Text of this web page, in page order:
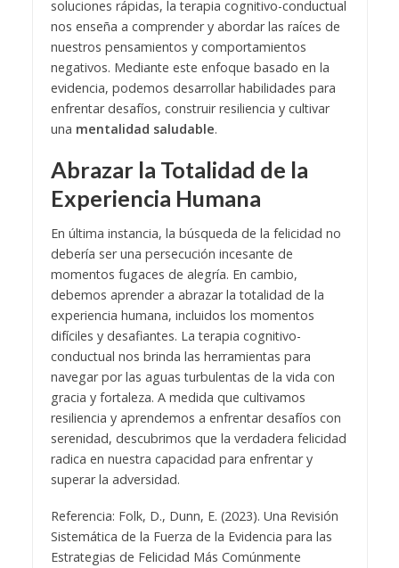
soluciones rápidas, la terapia cognitivo-conductual
nos enseña a comprender y abordar las raíces de
nuestros pensamientos y comportamientos
negativos. Mediante este enfoque basado en la
evidencia, podemos desarrollar habilidades para
enfrentar desafíos, construir resiliencia y cultivar
una mentalidad saludable.
Abrazar la Totalidad de la
Experiencia Humana
En última instancia, la búsqueda de la felicidad no
debería ser una persecución incesante de
momentos fugaces de alegría. En cambio,
debemos aprender a abrazar la totalidad de la
experiencia humana, incluidos los momentos
difíciles y desafiantes. La terapia cognitivo-
conductual nos brinda las herramientas para
navegar por las aguas turbulentas de la vida con
gracia y fortaleza. A medida que cultivamos
resiliencia y aprendemos a enfrentar desafíos con
serenidad, descubrimos que la verdadera felicidad
radica en nuestra capacidad para enfrentar y
superar la adversidad.
Referencia: Folk, D., Dunn, E. (2023). Una Revisión
Sistemática de la Fuerza de la Evidencia para las
Estrategias de Felicidad Más Comúnmente